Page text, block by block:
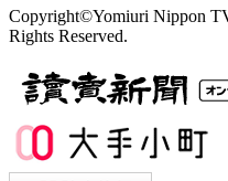
Copyright©Yomiuri Nippon
Rights Reserved.